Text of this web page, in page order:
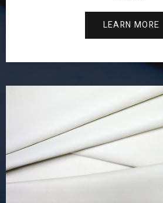
LEARN MORE